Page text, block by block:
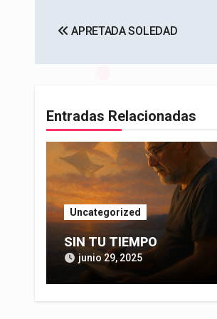
de
entradas
APRETADA SOLEDAD
Entradas Relacionadas
Uncategorized
SIN TU TIEMPO
junio 29, 2025